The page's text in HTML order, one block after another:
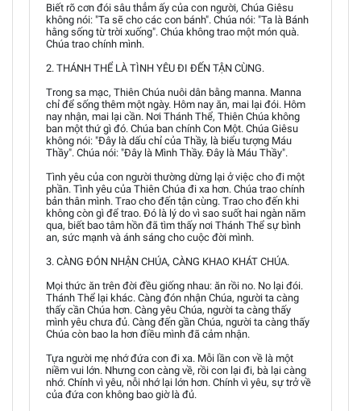
Biết rõ cơn đói sâu thẳm ấy của con người, Chúa Giêsu
không nói: "Ta sẽ cho các con bánh". Chúa nói: "Ta là Bánh
hằng sống từ trời xuống". Chúa không trao một món quà.
Chúa trao chính mình.
2. THÁNH THỂ LÀ TÌNH YÊU ĐI ĐẾN TẬN CÙNG.
Trong sa mạc, Thiên Chúa nuôi dân bằng manna. Manna
chỉ để sống thêm một ngày. Hôm nay ăn, mai lại đói. Hôm
nay nhận, mai lại cần. Nơi Thánh Thể, Thiên Chúa không
ban một thứ gì đó. Chúa ban chính Con Một. Chúa Giêsu
không nói: "Đây là dấu chỉ của Thầy, là biểu tượng Máu
Thầy". Chúa nói: "Đây là Mình Thầy. Đây là Máu Thầy".
Tình yêu của con người thường dừng lại ở việc cho đi một
phần. Tình yêu của Thiên Chúa đi xa hơn. Chúa trao chính
bản thân mình. Trao cho đến tận cùng. Trao cho đến khi
không còn gì để trao. Đó là lý do vì sao suốt hai ngàn năm
qua, biết bao tâm hồn đã tìm thấy nơi Thánh Thể sự bình
an, sức mạnh và ánh sáng cho cuộc đời mình.
3. CÀNG ĐÓN NHẬN CHÚA, CÀNG KHAO KHÁT CHÚA.
Mọi thức ăn trên đời đều giống nhau: ăn rồi no. No lại đói.
Thánh Thể lại khác. Càng đón nhận Chúa, người ta càng
thấy cần Chúa hơn. Càng yêu Chúa, người ta càng thấy
mình yêu chưa đủ. Càng đến gần Chúa, người ta càng thấy
Chúa còn bao la hơn điều mình đã cảm nhận.
Tựa người mẹ nhớ đứa con đi xa. Mỗi lần con về là một
niềm vui lớn. Nhưng con càng về, rồi con lại đi, bà lại càng
nhớ. Chính vì yêu, nỗi nhớ lại lớn hơn. Chính vì yêu, sự trở về
của đứa con không bao giờ là đủ.